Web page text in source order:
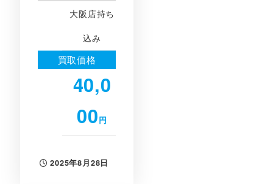
大阪店持ち
込み
買取価格
40,0
00円
投稿日
2025年8月28日